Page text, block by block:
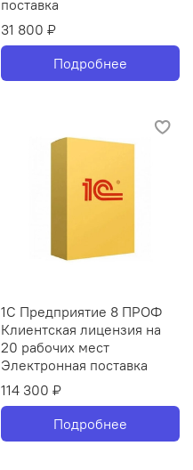
поставка
31 800 ₽
Подробнее
1С Предприятие 8 ПРОФ
Клиентская лицензия на
20 рабочих мест
Электронная поставка
114 300 ₽
Подробнее